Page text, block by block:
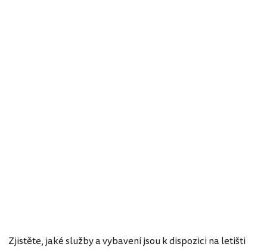
Zjistěte, jaké služby a vybavení jsou k dispozici na letišti